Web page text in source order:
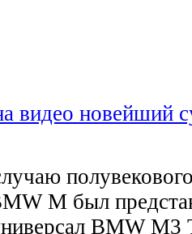
видео новейший
M был
BMW